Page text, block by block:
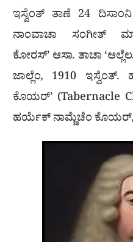
ಇಸ್ವೆಂತ್ ತಾಣೆ 24 ದಿಸಾಂನಿ
ನಾಂವಾಚಾ ಸಂಗೀತ್
ಕೋರಸ್’ ಆಸಾ. ತಾಚಾ
ಜಾಲ್ಲೆಂ, 1910 ಇಸ್ವೆಂತ್.
ಕೊಯರ್’ (Tabernacle
ಹರ್ಯೆಕ್ ನಾಮ್ಣೆಚೆಂ ಕೊಯರ್,